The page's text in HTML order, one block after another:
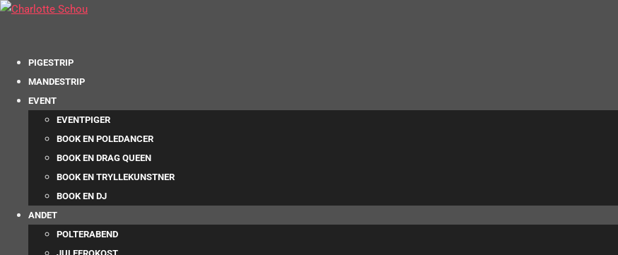
PIGESTRIP
MANDESTRIP
EVENT
EVENTPIGER
BOOK EN POLEDANCER
BOOK EN DRAG QUEEN
BOOK EN TRYLLEKUNSTNER
BOOK EN DJ
ANDET
POLTERABEND